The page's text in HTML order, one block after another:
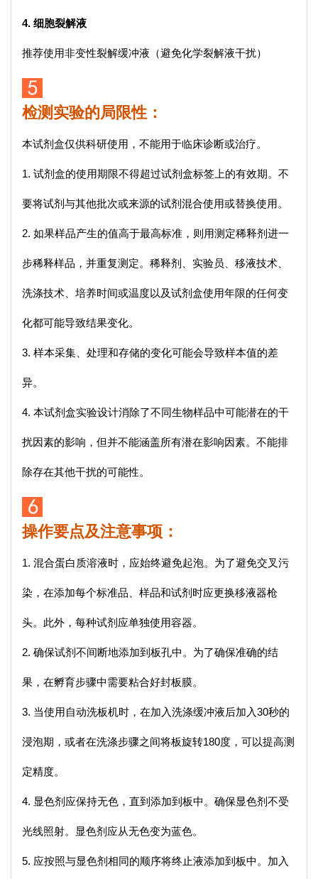
4. 细胞裂解液
推荐使用非变性裂解缓冲液（避免化学裂解液干扰）
检测实验的局限性：
本试剂盒仅供科研使用，不能用于临床诊断或治疗。
1. 试剂盒的使用期限不得超过试剂盒标签上的有效期。不
要将试剂与其他批次或来源的试剂混合使用或替换使用。
2. 如果样品产生的值高于最高标准，则用测定稀释剂进一
步稀释样品，并重复测定。稀释剂、实验员、移液技术、
洗涤技术、培养时间或温度以及试剂盒使用年限的任何变
化都可能导致结果变化。
3. 样本采集、处理和存储的变化可能会导致样本值的差
异。
4. 本试剂盒实验设计消除了不同生物样品中可能潜在的干
扰因素的影响，但并不能涵盖所有潜在影响因素。不能排
除存在其他干扰的可能性。
操作要点及注意事项：
1. 混合蛋白质溶液时，应始终避免起泡。为了避免交叉污
染，在添加每个标准品、样品和试剂时应更换移液器枪
头。此外，每种试剂应单独使用容器。
2. 确保试剂不间断地添加到板孔中。为了确保准确的结
果，在孵育步骤中需要粘合好封板膜。
3. 当使用自动洗板机时，在加入洗涤缓冲液后加入30秒的
浸泡期，或者在洗涤步骤之间将板旋转180度，可以提高测
定精度。
4. 显色剂应保持无色，直到添加到板中。确保显色剂不受
光线照射。显色剂应从无色变为蓝色。
5. 应按照与显色剂相同的顺序将终止液添加到板中。加入